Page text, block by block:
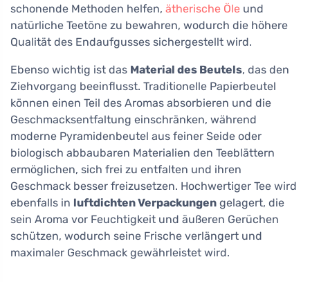
schonende Methoden helfen, ätherische Öle und
natürliche Teetöne zu bewahren, wodurch die höhere
Qualität des Endaufgusses sichergestellt wird.
Ebenso wichtig ist das Material des Beutels, das den
Ziehvorgang beeinflusst. Traditionelle Papierbeutel
können einen Teil des Aromas absorbieren und die
Geschmacksentfaltung einschränken, während
moderne Pyramidenbeutel aus feiner Seide oder
biologisch abbaubaren Materialien den Teeblättern
ermöglichen, sich frei zu entfalten und ihren
Geschmack besser freizusetzen. Hochwertiger Tee wird
ebenfalls in luftdichten Verpackungen gelagert, die
sein Aroma vor Feuchtigkeit und äußeren Gerüchen
schützen, wodurch seine Frische verlängert und
maximaler Geschmack gewährleistet wird.